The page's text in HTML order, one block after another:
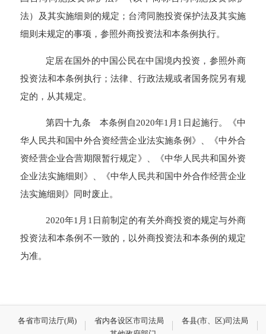
法）及其实施细则的规定；台湾同胞投资保护法及其实施
细则未规定的事项，参照外商投资法和本条例执行。
定居在国外的中国公民在中国境内投资，参照外商
投资法和本条例执行；法律、行政法规或者国务院另有规
定的，从其规定。
第四十九条 本条例自2020年1月1日起施行。《中
华人民共和国中外合资经营企业法实施条例》、《中外合
资经营企业合营期限暂行规定》、《中华人民共和国外资
企业法实施细则》、《中华人民共和国中外合作经营企业
法实施细则》同时废止。
2020年1月1日前制定的有关外商投资的规定与外商
投资法和本条例不一致的，以外商投资法和本条例的规定
为准。
各省市司法厅(局) 省内各设区市司法局
各县(市、区)司法局